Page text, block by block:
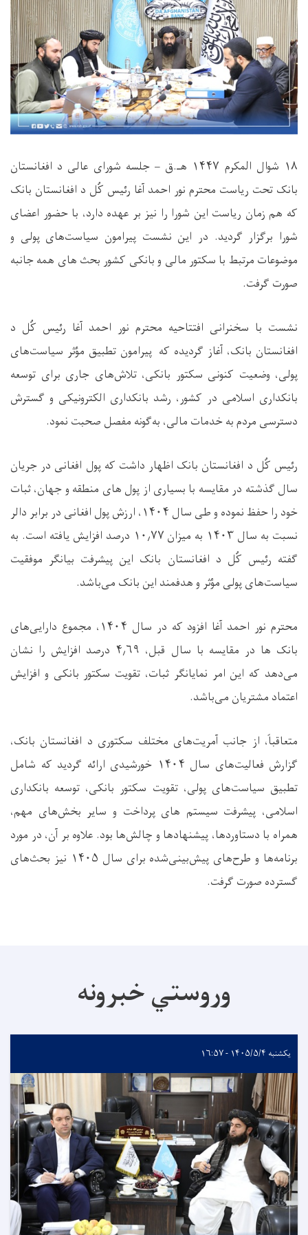
۱۸ شوال ‌المکرم ۱۴۴۷ هـ.ق – جلسه شورای عالی د افغانستان
بانک تحت ریاست محترم نور احمد آغا رئیس کُل د افغانستان بانک
که هم ‌زمان ریاست این شورا را نیز بر عهده دارد، با حضور اعضای
شورا برگزار گردید. در این نشست پیرامون سیاست‌های پولی و
موضوعات مرتبط با سکتور مالی و بانکی کشور بحث ‌های همه‌ جانبه
صورت گرفت.
نشست با سخنرانی افتتاحیه محترم نور احمد آغا رئیس کُل د
افغانستان بانک، آغاز گردیده که پیرامون تطبیق مؤثر سیاست‌های
پولی، وضعیت کنونی سکتور بانکی، تلاش‌های جاری برای توسعه
بانکداری اسلامی در کشور، رشد بانکداری الکترونیکی و گسترش
دسترسی مردم به خدمات مالی، به‌گونه مفصل صحبت نمود.
رئیس کُل د افغانستان بانک اظهار داشت که پول افغانی در جریان
سال گذشته در مقایسه با بسیاری از پول های منطقه و جهان، ثبات
خود را حفظ نموده و طی سال ۱۴۰۴، ارزش پول افغانی در برابر دالر
نسبت به سال ۱۴۰۳ به میزان ۱۰٫۷۷
درصد افزایش یافته است. به
گفته رئیس کُل د افغانستان بانک این پیشرفت بیانگر موفقیت
سیاست‌های پولی مؤثر و هدفمند این بانک می‌باشد.
محترم نور احمد آغا افزود که در سال ۱۴۰۴، مجموع دارایی‌های
بانک ‌ها در مقایسه با سال قبل،
۴٫۶۹
درصد افزایش را نشان
می‌دهد که این امر نمایانگر ثبات، تقویت سکتور بانکی و افزایش
اعتماد مشتریان می‌باشد.
متعاقباً، از جانب آمریت‌های مختلف سکتوری د افغانستان بانک،
گزارش فعالیت‌های سال ۱۴۰۴ خورشیدی ارائه گردید که شامل
تطبیق سیاست‌های پولی، تقویت سکتور بانکی، توسعه بانکداری
اسلامی، پیشرفت سیستم ‌های پرداخت و سایر بخش‌های مهم،
همراه با دستاوردها، پیشنهادها و چالش‌ها بود. علاوه بر آن، در مورد
برنامه‌ها و طرح‌های پیش‌بینی‌شده برای سال ۱۴۰۵ نیز بحث‌های
گسترده صورت گرفت.
وروستي خبرونه
یکشنبه ۱۴۰۵/۵/۴ - ۱۶:۵۷